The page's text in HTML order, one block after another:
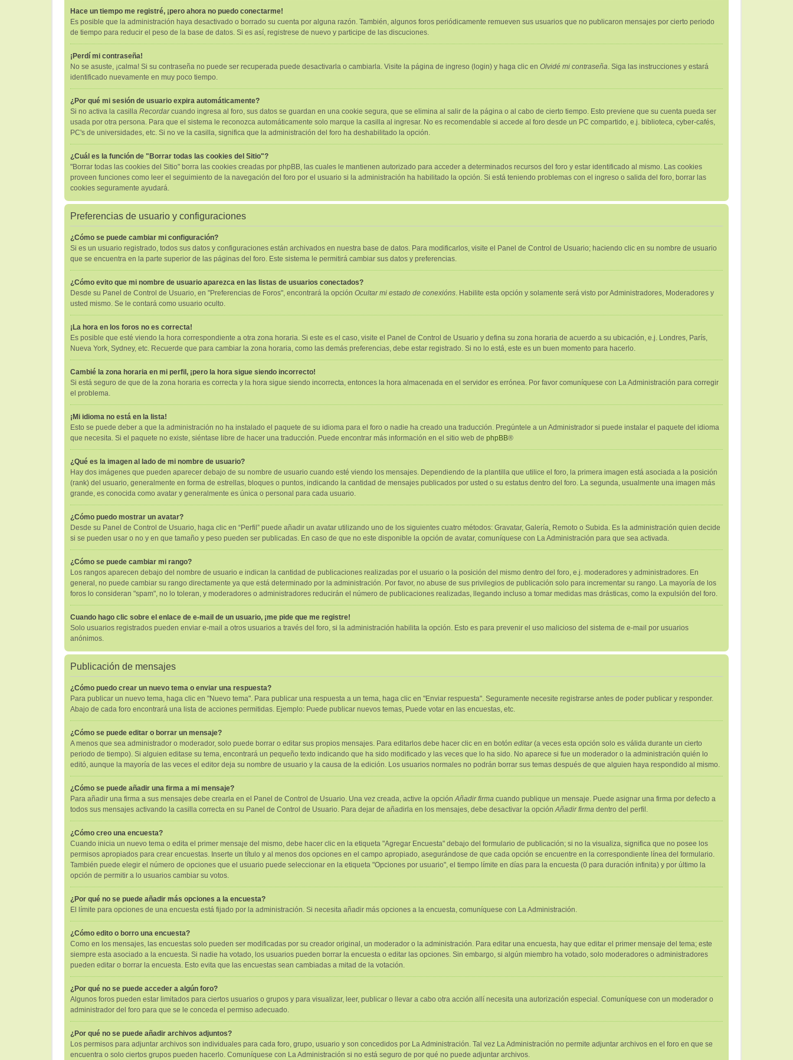
Hace un tiempo me registré, ¡pero ahora no puedo conectarme!
Es posible que la administración haya desactivado o borrado su cuenta por alguna razón. También, algunos foros periódicamente remueven sus usuarios que no publicaron mensajes por cierto periodo
de tiempo para reducir el peso de la base de datos. Si es así, registrese de nuevo y participe de las discuciones.
¡Perdí mi contraseña!
No se asuste, ¡calma! Si su contraseña no puede ser recuperada puede desactivarla o cambiarla. Visite la página de ingreso (login) y haga clic en Olvidé mi contraseña. Siga las instrucciones y estará
identificado nuevamente en muy poco tiempo.
¿Por qué mi sesión de usuario expira automáticamente?
Si no activa la casilla Recordarcuando ingresa al foro, sus datos se guardan en una cookie segura, que se elimina al salir de la página o al cabo de cierto tiempo. Esto previene que su cuenta pueda ser
usada por otra persona. Para que el sistema le reconozca automáticamente solo marque la casilla al ingresar. No es recomendable si accede al foro desde un PC compartido, e.j. biblioteca, cyber-cafés,
PC's de universidades, etc. Si no ve la casilla, significa que la administración del foro ha deshabilitado la opción.
¿Cuál es la función de "Borrar todas las cookies del Sitio"?
"Borrar todas las cookies del Sitio" borra las cookies creadas por phpBB, las cuales le mantienen autorizado para acceder a determinados recursos del foro y estar identificado al mismo. Las cookies
proveen funciones como leer el seguimiento de la navegación del foro por el usuario si la administración ha habilitado la opción. Si está teniendo problemas con el ingreso o salida del foro, borrar las
cookies seguramente ayudará.
Preferencias de usuario y configuraciones
¿Cómo se puede cambiar mi configuración?
Si es un usuario registrado, todos sus datos y configuraciones están archivados en nuestra base de datos. Para modificarlos, visite el Panel de Control de Usuario; haciendo clic en su nombre de usuario
que se encuentra en la parte superior de las páginas del foro. Este sistema le permitirá cambiar sus datos y preferencias.
¿Cómo evito que mi nombre de usuario aparezca en las listas de usuarios conectados?
Desde su Panel de Control de Usuario, en "Preferencias de Foros", encontrará la opción Ocultar mi estado de conexións. Habilite esta opción y solamente será visto por Administradores, Moderadores y
usted mismo. Se le contará como usuario oculto.
¡La hora en los foros no es correcta!
Es posible que esté viendo la hora correspondiente a otra zona horaria. Si este es el caso, visite el Panel de Control de Usuario y defina su zona horaria de acuerdo a su ubicación, e.j. Londres, París,
Nueva York, Sydney, etc. Recuerde que para cambiar la zona horaria, como las demás preferencias, debe estar registrado. Si no lo está, este es un buen momento para hacerlo.
Cambié la zona horaria en mi perfil, ¡pero la hora sigue siendo incorrecto!
Si está seguro de que de la zona horaria es correcta y la hora sigue siendo incorrecta, entonces la hora almacenada en el servidor es errónea. Por favor comuníquese con La Administración para corregir
el problema.
¡Mi idioma no está en la lista!
Esto se puede deber a que la administración no ha instalado el paquete de su idioma para el foro o nadie ha creado una traducción. Pregúntele a un Administrador si puede instalar el paquete del idioma
que necesita. Si el paquete no existe, siéntase libre de hacer una traducción. Puede encontrar más información en el sitio web de phpBB®
¿Qué es la imagen al lado de mi nombre de usuario?
Hay dos imágenes que pueden aparecer debajo de su nombre de usuario cuando esté viendo los mensajes. Dependiendo de la plantilla que utilice el foro, la primera imagen está asociada a la posición
(rank) del usuario, generalmente en forma de estrellas, bloques o puntos, indicando la cantidad de mensajes publicados por usted o su estatus dentro del foro. La segunda, usualmente una imagen más
grande, es conocida como avatar y generalmente es única o personal para cada usuario.
¿Cómo puedo mostrar un avatar?
Desde su Panel de Control de Usuario, haga clic en “Perfil” puede añadir un avatar utilizando uno de los siguientes cuatro métodos: Gravatar, Galería, Remoto o Subida. Es la administración quien decide
si se pueden usar o no y en que tamaño y peso pueden ser publicadas. En caso de que no este disponible la opción de avatar, comuníquese con La Administración para que sea activada.
¿Cómo se puede cambiar mi rango?
Los rangos aparecen debajo del nombre de usuario e indican la cantidad de publicaciones realizadas por el usuario o la posición del mismo dentro del foro, e.j. moderadores y administradores. En
general, no puede cambiar su rango directamente ya que está determinado por la administración. Por favor, no abuse de sus privilegios de publicación solo para incrementar su rango. La mayoría de los
foros lo consideran "spam", no lo toleran, y moderadores o administradores reducirán el número de publicaciones realizadas, llegando incluso a tomar medidas mas drásticas, como la expulsión del foro.
Cuando hago clic sobre el enlace de e-mail de un usuario, ¡me pide que me registre!
Solo usuarios registrados pueden enviar e-mail a otros usuarios a través del foro, si la administración habilita la opción. Esto es para prevenir el uso malicioso del sistema de e-mail por usuarios
anónimos.
Publicación de mensajes
¿Cómo puedo crear un nuevo tema o enviar una respuesta?
Para publicar un nuevo tema, haga clic en "Nuevo tema". Para publicar una respuesta a un tema, haga clic en "Enviar respuesta". Seguramente necesite registrarse antes de poder publicar y responder.
Abajo de cada foro encontrará una lista de acciones permitidas. Ejemplo: Puede publicar nuevos temas, Puede votar en las encuestas, etc.
¿Cómo se puede editar o borrar un mensaje?
A menos que sea administrador o moderador, solo puede borrar o editar sus propios mensajes. Para editarlos debe hacer clic en en botón editar(a veces esta opción solo es válida durante un cierto
periodo de tiempo). Si alguien editase su tema, encontrará un pequeño texto indicando que ha sido modificado y las veces que lo ha sido. No aparece si fue un moderador o la administración quién lo
editó, aunque la mayoría de las veces el editor deja su nombre de usuario y la causa de la edición. Los usuarios normales no podrán borrar sus temas después de que alguien haya respondido al mismo.
¿Cómo se puede añadir una firma a mi mensaje?
Para añadir una firma a sus mensajes debe crearla en el Panel de Control de Usuario. Una vez creada, active la opciónAñadir firma cuando publique un mensaje. Puede asignar una firma por defecto a
todos sus mensajes activando la casilla correcta en su Panel de Control de Usuario. Para dejar de añadirla en los mensajes, debe desactivar la opciónAñadir firma dentro del perfil.
¿Cómo creo una encuesta?
Cuando inicia un nuevo tema o edita el primer mensaje del mismo, debe hacer clic en la etiqueta "Agregar Encuesta" debajo del formulario de publicación; si no la visualiza, significa que no posee los
permisos apropiados para crear encuestas. Inserte un título y al menos dos opciones en el campo apropiado, asegurándose de que cada opción se encuentre en la correspondiente línea del formulario.
También puede elegir el número de opciones que el usuario puede seleccionar en la etiqueta "Opciones por usuario", el tiempo límite en días para la encuesta (0 para duración infinita) y por último la
opción de permitir a lo usuarios cambiar su votos.
¿Por qué no se puede añadir más opciones a la encuesta?
El límite para opciones de una encuesta está fijado por la administración. Si necesita añadir más opciones a la encuesta, comuníquese con La Administración.
¿Cómo edito o borro una encuesta?
Como en los mensajes, las encuestas solo pueden ser modificadas por su creador original, un moderador o la administración. Para editar una encuesta, hay que editar el primer mensaje del tema; este
siempre esta asociado a la encuesta. Si nadie ha votado, los usuarios pueden borrar la encuesta o editar las opciones. Sin embargo, si algún miembro ha votado, solo moderadores o administradores
pueden editar o borrar la encuesta. Esto evita que las encuestas sean cambiadas a mitad de la votación.
¿Por qué no se puede acceder a algún foro?
Algunos foros pueden estar limitados para ciertos usuarios o grupos y para visualizar, leer, publicar o llevar a cabo otra acción allí necesita una autorización especial. Comuníquese con un moderador o
administrador del foro para que se le conceda el permiso adecuado.
¿Por qué no se puede añadir archivos adjuntos?
Los permisos para adjuntar archivos son individuales para cada foro, grupo, usuario y son concedidos por La Administración. Tal vez La Administración no permite adjuntar archivos en el foro en que se
encuentra o solo ciertos grupos pueden hacerlo. Comuníquese con La Administración si no está seguro de por qué no puede adjuntar archivos.